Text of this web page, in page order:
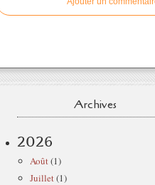
Archives
2026
Août(1)
Juillet(1)